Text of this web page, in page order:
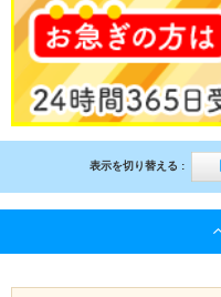
表示を切り替える :